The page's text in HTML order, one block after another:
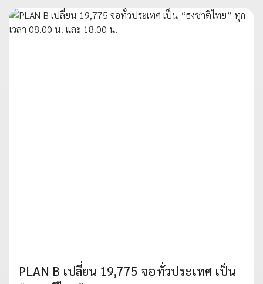
PLAN B เปลี่ยน 19,775 จอทั่วประเทศ เป็น